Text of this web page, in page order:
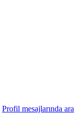
Profil mesajlarında ara